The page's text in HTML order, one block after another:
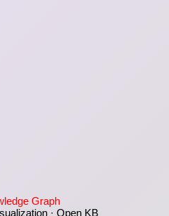
Graph
· Open KB